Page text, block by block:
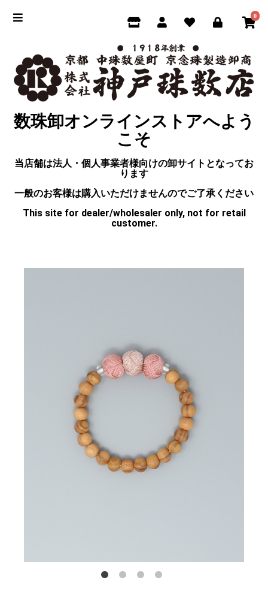
0
数珠卸オンラインストアへよう
こそ
当店舗は法人・個人事業者様向けの卸サイトとなってお
ります
一般のお客様は購入いただけませんのでご了承ください
This site for dealer/wholesaler only, not for retail
customer.